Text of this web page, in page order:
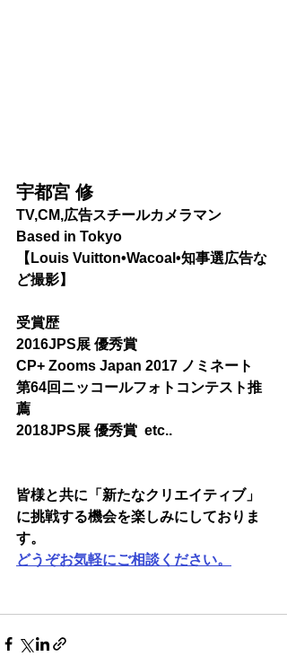
宇都宮 修
TV,CM,広告スチールカメラマン
Based in Tokyo
【Louis Vuitton•Wacoal•知事選広告な
ど撮影】
受賞歴
2016JPS展 優秀賞
CP+ Zooms Japan 2017 ノミネート
第64回ニッコールフォトコンテスト推
薦
2018JPS展 優秀賞  etc..
皆様と共に「新たなクリエイティブ」
に挑戦する機会を楽しみにしておりま
す。
どうぞお気軽にご相談ください。